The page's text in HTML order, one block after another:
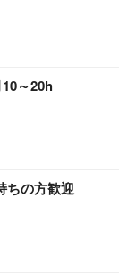
～20h
ちの方歓迎